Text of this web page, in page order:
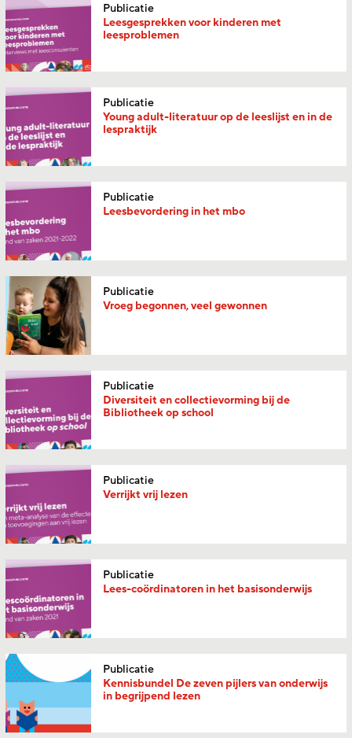
Publicatie
Leesgesprekken voor kinderen met
leesproblemen
Publicatie
Young adult-literatuur op de leeslijst en in de
lespraktijk
Publicatie
Leesbevordering in het mbo
Publicatie
Vroeg begonnen, veel gewonnen
Publicatie
Diversiteit en collectievorming bij de
Bibliotheek op school
Publicatie
Verrijkt vrij lezen
Publicatie
Lees-coördinatoren in het basisonderwijs
Publicatie
Kennisbundel De zeven pijlers van onderwijs
in begrijpend lezen